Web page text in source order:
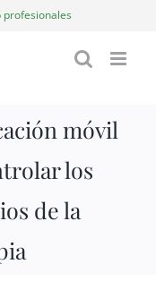
profesionales
móvil
los
de la